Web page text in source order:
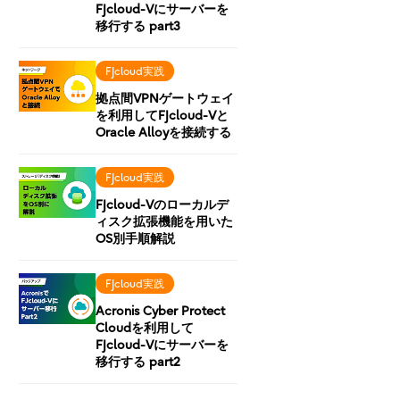
FJcloud-Vにサーバーを
移行する part3
FJcloud実践
拠点間VPNゲートウェイ
を利用してFJcloud-Vと
Oracle Alloyを接続する
FJcloud実践
FJcloud-Vのローカルデ
ィスク拡張機能を用いた
OS別手順解説
FJcloud実践
Acronis Cyber Protect
Cloudを利用して
FJcloud-Vにサーバーを
移行する part2